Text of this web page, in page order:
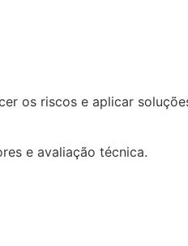
os riscos e aplicar
e avaliação técnica.